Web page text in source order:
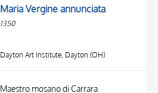
Maria Vergine annunciata
1350
Dayton Art Institute, Dayton (OH)
Maestro mosano di Carrara
TITLE
AUTHOR